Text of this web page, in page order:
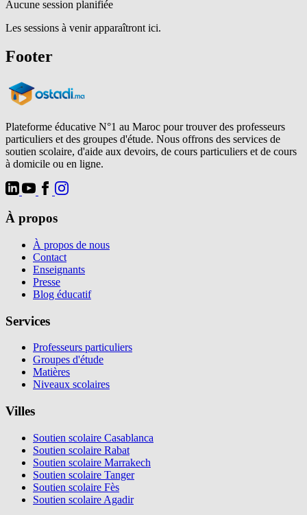
Aucune session planifiée
Les sessions à venir apparaîtront ici.
Footer
Plateforme éducative N°1 au Maroc pour trouver des professeurs
particuliers et des groupes d'étude. Nous offrons des services de
soutien scolaire, d'aide aux devoirs, de cours particuliers et de cours
à domicile ou en ligne.
À propos
À propos de nous
Contact
Enseignants
Presse
Blog éducatif
Services
Professeurs particuliers
Groupes d'étude
Matières
Niveaux scolaires
Villes
Soutien scolaire Casablanca
Soutien scolaire Rabat
Soutien scolaire Marrakech
Soutien scolaire Tanger
Soutien scolaire Fès
Soutien scolaire Agadir